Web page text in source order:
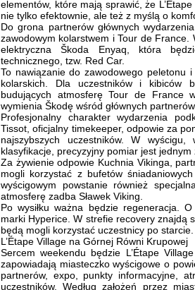
elementów, które mają sprawić, że
nie tylko efektownie, ale też z myślą o
Do grona partnerów głównych
zawodowym kolarstwem i Tour de France.
elektryczna Škoda Enyaq, która
technicznego, tzw. Red Car.
To nawiązanie do zawodowego peletonu
kolarskich. Dla uczestników i kibiców
budujących atmosferę Tour de France
wymienia Škodę wśród głównych
Profesjonalny charakter wydarzenia
Tissot, oficjalny timekeeper, odpowie za
najszybszych uczestników. W
klasyfikacje, precyzyjny pomiar jest
Za żywienie odpowie Kuchnia Vikinga,
mogli korzystać z bufetów
wyścigowym powstanie również
atmosferę zadba Sławek Viking.
Po wysiłku ważna będzie regeneracja.
marki Hyperice. W strefie recovery znajdą
będą mogli korzystać uczestnicy po
L’Étape Village na Górnej Równi Krupowej
Sercem weekendu będzie L’Étape
zapowiadają miasteczko wyścigowe o
partnerów, expo, punkty informacyjne,
uczestników. Według założeń przez